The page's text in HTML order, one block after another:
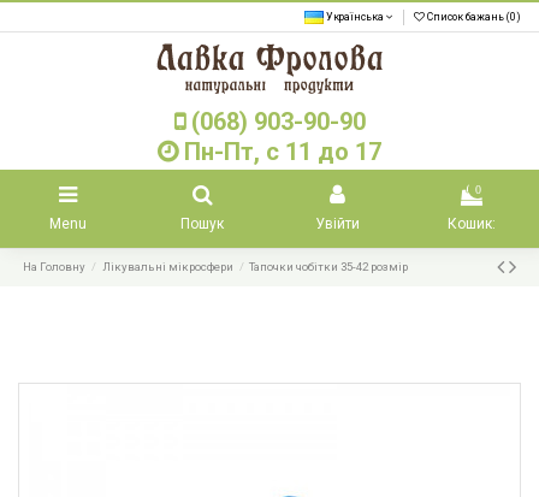
Українська Список бажань (0)
(068) 903-90-90
Пн-Пт, с 11 до 17
Menu Пошук Увійти
0
Кошик:
На Головну Лікувальні мікросфери Тапочки чобітки 35-42 розмір